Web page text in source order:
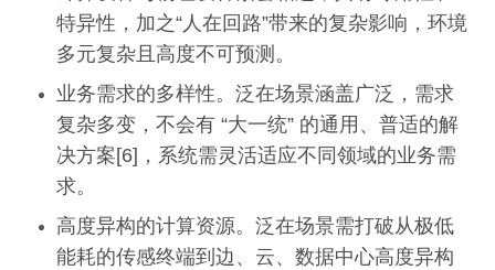
特异性，加之“人在回路”带来的复杂影响，环境
多元复杂且高度不可预测。
业务需求的多样性。泛在场景涵盖广泛，需求
复杂多变，不会有 “大一统” 的通用、普适的解
决方案[6]，系统需灵活适应不同领域的业务需
求。
高度异构的计算资源。泛在场景需打破从极低
能耗的传感终端到边、云、数据中心高度异构